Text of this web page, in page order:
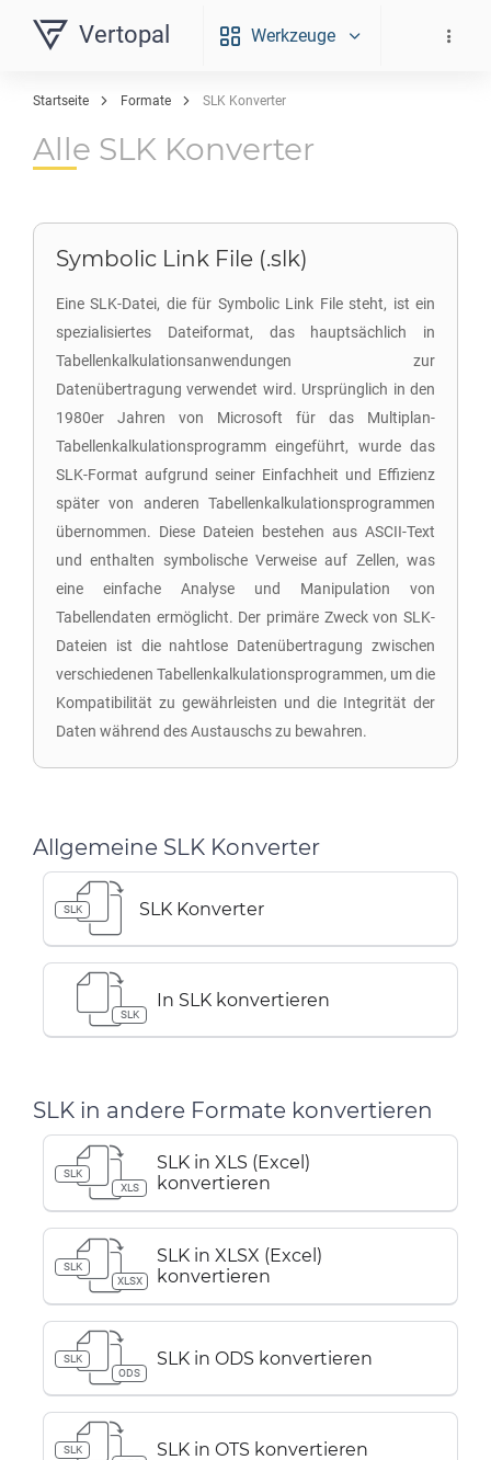
Vertopal Werkzeuge
Startseite Formate SLK Konverter
Alle SLK Konverter
Symbolic Link File (.slk)
Eine SLK-Datei, die für Symbolic Link File steht, ist ein
spezialisiertes Dateiformat, das hauptsächlich in
Tabellenkalkulationsanwendungen zur
Datenübertragung verwendet wird. Ursprünglich in den
1980er Jahren von Microsoft für das Multiplan-
Tabellenkalkulationsprogramm eingeführt, wurde das
SLK-Format aufgrund seiner Einfachheit und Effizienz
später von anderen Tabellenkalkulationsprogrammen
übernommen. Diese Dateien bestehen aus ASCII-Text
und enthalten symbolische Verweise auf Zellen, was
eine einfache Analyse und Manipulation von
Tabellendaten ermöglicht. Der primäre Zweck von SLK-
Dateien ist die nahtlose Datenübertragung zwischen
verschiedenen Tabellenkalkulationsprogrammen, um die
Kompatibilität zu gewährleisten und die Integrität der
Daten während des Austauschs zu bewahren.
Allgemeine SLK Konverter
SLK SLK Konverter
SLK
In SLK konvertieren
SLK in andere Formate konvertieren
SLK
XLS
SLK in XLS (Excel)
konvertieren
SLK
XLSX
SLK in XLSX (Excel)
konvertieren
SLK
ODS
SLK in ODS konvertieren
SLK
SLK in OTS konvertieren